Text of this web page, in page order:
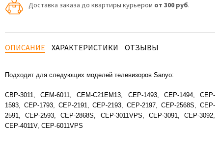
Доставка заказа до квартиры курьером от 300 руб.
ОПИСАНИЕ ХАРАКТЕРИСТИКИ ОТЗЫВЫ
Подходит для следующих моделей телевизоров Sanyo:
CBP-3011, CEM-6011, CEM-C21EM13, CEP-1493, CEP-1494, CEP-
1593, CEP-1793, CEP-2191, CEP-2193, CEP-2197, CEP-2568S, CEP-
2591, CEP-2593, CEP-2868S, CEP-3011VPS, CEP-3091, CEP-3092,
CEP-4011V, CEP-6011VPS